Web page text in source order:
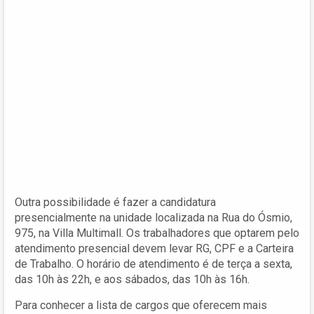
Outra possibilidade é fazer a candidatura
presencialmente na unidade localizada na Rua do Ósmio,
975, na Villa Multimall. Os trabalhadores que optarem pelo
atendimento presencial devem levar RG, CPF e a Carteira
de Trabalho. O horário de atendimento é de terça a sexta,
das 10h às 22h, e aos sábados, das 10h às 16h.
Para conhecer a lista de cargos que oferecem mais